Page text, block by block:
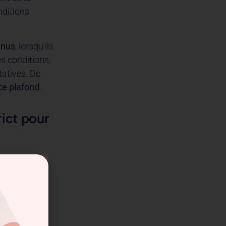
, lorsqu’ils
conditions,
De
plafond
pour
sans
ou